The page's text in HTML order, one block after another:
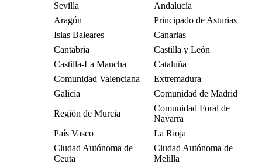
Sevilla
Andalucía
Aragón
Principado de Asturias
Islas Baleares
Canarias
Cantabria
Castilla y León
Castilla-La Mancha
Cataluña
Comunidad Valenciana
Extremadura
Galicia
Comunidad de Madrid
Región de Murcia
Comunidad Foral de
Navarra
País Vasco
La Rioja
Ciudad Autónoma de
Ceuta
Ciudad Autónoma de
Melilla